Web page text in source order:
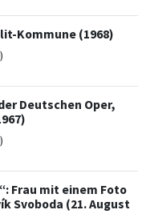
Kommune (1968)
Deutschen Oper,
Frau mit einem Foto
Svoboda (21. August